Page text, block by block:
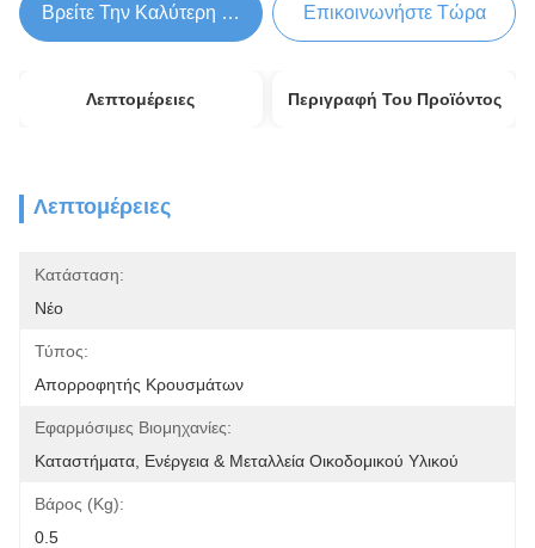
Βρείτε Την Καλύτερη Τιμή Επικοινωνήστε Τώρα
Λεπτομέρειες Περιγραφή Του Προϊόντος
Λεπτομέρειες
Κατάσταση:
Νέο
Τύπος:
Απορροφητής Κρουσμάτων
Εφαρμόσιμες Βιομηχανίες:
Καταστήματα, Ενέργεια & Μεταλλεία Οικοδομικού Υλικού
Βάρος (kg):
0.5